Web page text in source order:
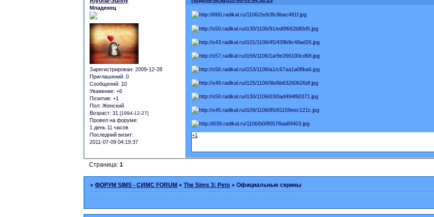
Младенец
Зарегистрирован: 2009-12-28
Приглашений: 0
Сообщений: 10
Уважение: +6
Позитив: +1
Пол: Женский
Возраст: 31 [1994-12-27]
Провел на форуме:
1 день 11 часов
Последний визит:
2011-07-09 04:19:37
+1
Страница:1
»ФОРУМ SIMS - СИМС FORUM »The Sims 3: Pets »Официальные скрины